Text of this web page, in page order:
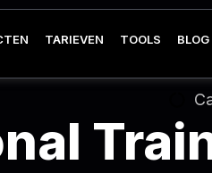
TARIEVEN TOOLS BLOG